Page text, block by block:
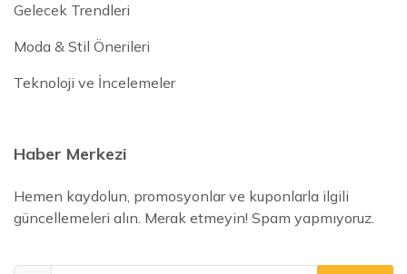
Gelecek Trendleri
Moda & Stil Önerileri
Teknoloji ve İncelemeler
Haber Merkezi
Hemen kaydolun, promosyonlar ve kuponlarla ilgili
güncellemeleri alın. Merak etmeyin! Spam yapmıyoruz.